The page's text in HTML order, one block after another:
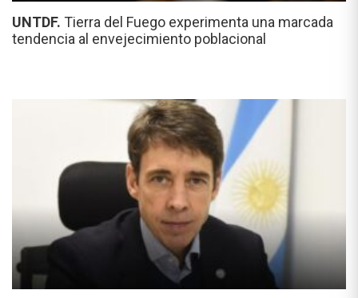
UNTDF. Tierra del Fuego experimenta una marcada
tendencia al envejecimiento poblacional